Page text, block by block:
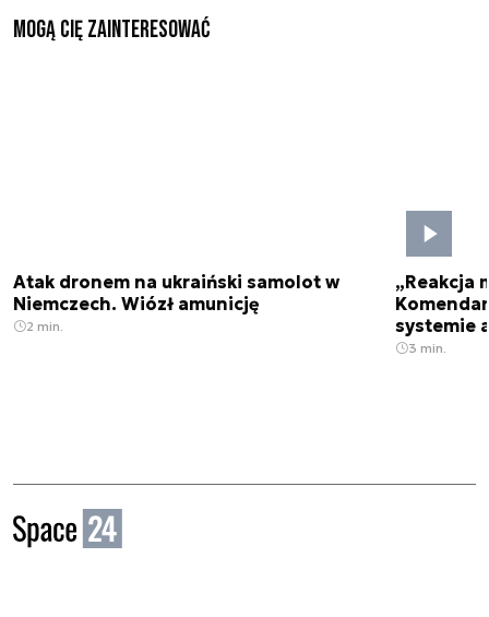
Mogą Cię zainteresować
Atak dronem na ukraiński samolot w
Niemczech. Wiózł amunicję
2 min.
„Reakcja
systemie
3 min.